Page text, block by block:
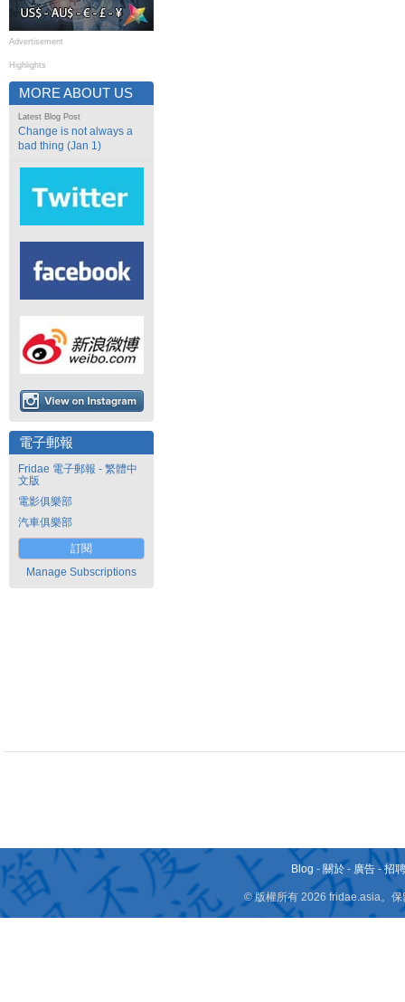
Advertisement
Highlights
MORE ABOUT US
Latest Blog Post
Change is not always a
bad thing (Jan 1)
電子郵報
Fridae 電子郵報 - 繁體中
文版
電影俱樂部
汽車俱樂部
訂閱
Manage Subscriptions
Blog - 關於 - 廣告 -招
© 版權所有 2026 fridae.asia。